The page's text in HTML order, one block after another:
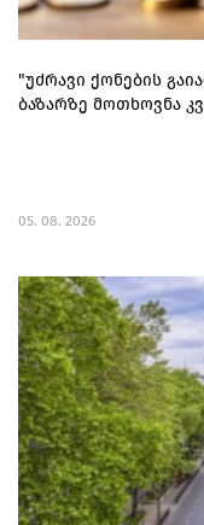
"უძრავი ქონების
ბაზარზე მოთხოვნა
05. 08. 2026